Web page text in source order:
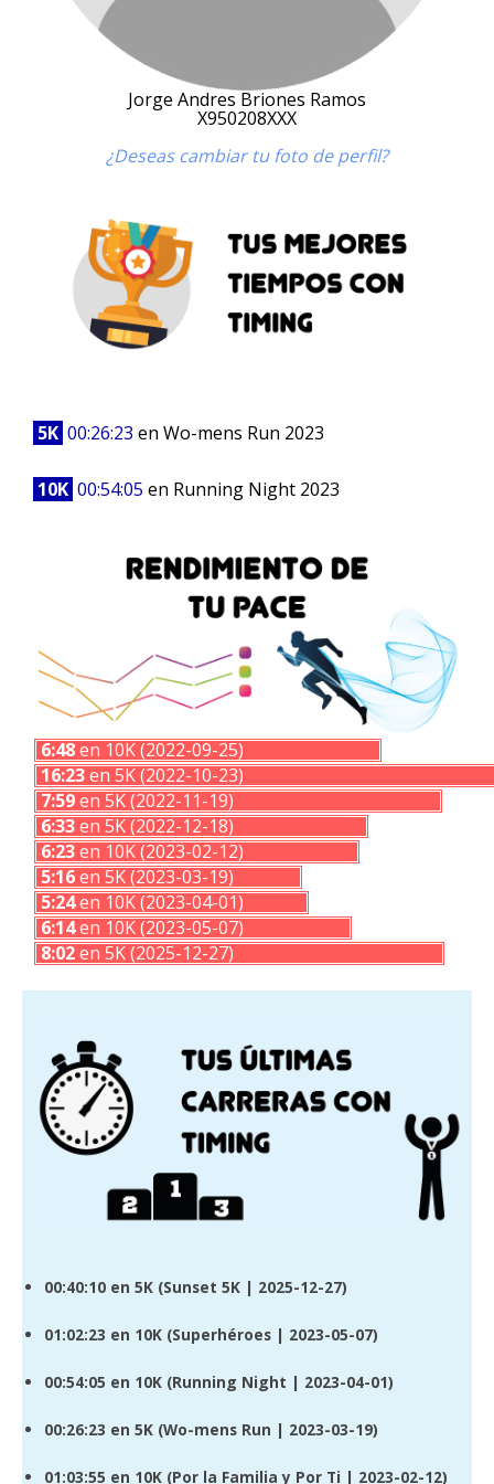
Jorge Andres Briones Ramos
X950208XXX
¿Deseas cambiar tu foto de perfil?
5K 00:26:23 en Wo-mens Run 2023
10K 00:54:05 en Running Night 2023
6:48en 10K (2022-09-25)
16:23en 5K (2022-10-23)
7:59en 5K (2022-11-19)
6:33en 5K (2022-12-18)
6:23en 10K (2023-02-12)
5:16en 5K (2023-03-19)
5:24en 10K (2023-04-01)
6:14en 10K (2023-05-07)
8:02en 5K (2025-12-27)
00:40:10 en 5K (Sunset 5K | 2025-12-27)
01:02:23 en 10K (Superhéroes | 2023-05-07)
00:54:05 en 10K (Running Night | 2023-04-01)
00:26:23 en 5K (Wo-mens Run | 2023-03-19)
01:03:55 en 10K (Por la Familia y Por Ti | 2023-02-12)